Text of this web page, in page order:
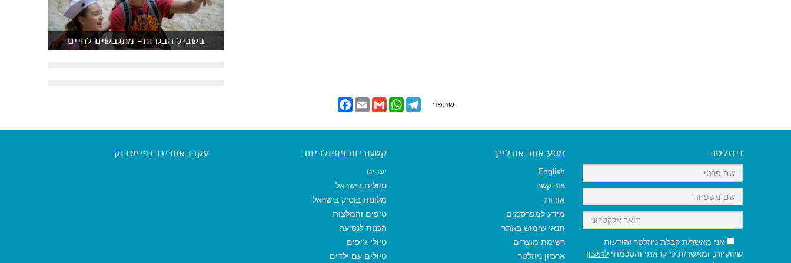
בשביל הבגרות- מתגבשים לחיים
שתפו:
F
a
e
o
o
E
m
i
G
m
i
W
h
t
T
e
e
ניוזלטר
אני מאשר/ת קבלת ניוזלטר והודעות
שיווקיות, ומאשר/ת כי קראתי והסכמתי לתקנון
מסע אחר אונליין
English
צור קשר
אודות
מידע למפרסמים
תנאי שימוש באתר
רשימת מוצרים
ארכיון ניוזלטר
קטגוריות פופולריות
יעדים
טיולים בישראל
מלונות בוטיק בישראל
טיפים והמלצות
הכנות לנסיעה
טיולי ג'יפים
טיולים עם ילדים
עקבו אחרינו בפייסבוק